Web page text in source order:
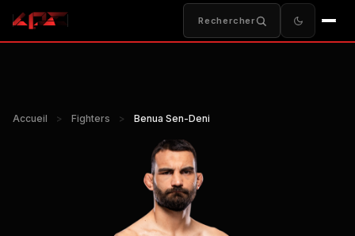
Rechercher
Accueil > Fighters > Benua Sen-Deni